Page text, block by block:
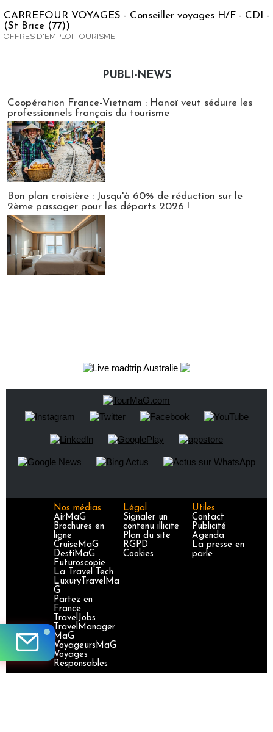
CARREFOUR VOYAGES - Conseiller voyages H/F - CDI -
(St Brice (77))
OFFRES D'EMPLOI TOURISME
PUBLI-NEWS
Coopération France-Vietnam : Hanoï veut séduire les
professionnels français du tourisme
Bon plan croisière : Jusqu'à 60% de réduction sur le
2ème passager pour les départs 2026 !
Nos médias
AirMaG
Brochures en
ligne
CruiseMaG
DestiMaG
Futuroscopie
La Travel Tech
LuxuryTravelMa
G
Partez en
France
TravelJobs
TravelManager
MaG
VoyageursMaG
Voyages
Responsables
Légal
Signaler un
contenu illicite
Plan du site
RGPD
Cookies
Utiles
Contact
Publicité
Agenda
La presse en
parle